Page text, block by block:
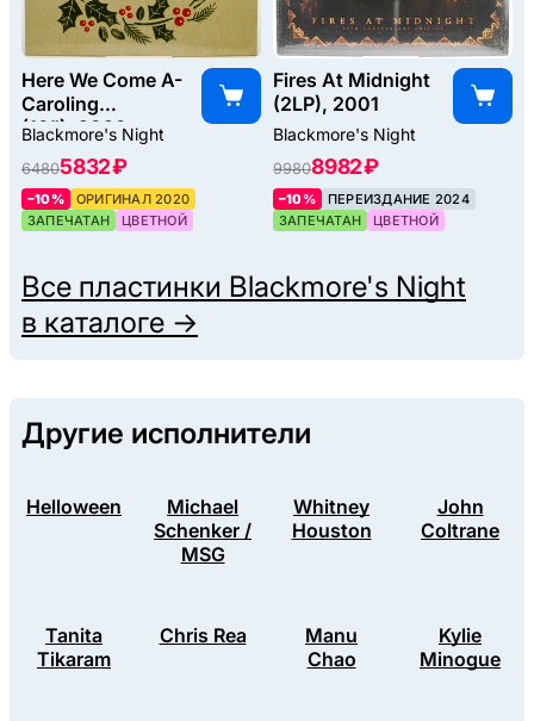
Here We Come A-
Caroling
(10"), 2020
Blackmore's Night
64805832 ₽
–10%
ОРИГИНАЛ 2020
ЗАПЕЧАТАН
ЦВЕТНОЙ
Fires At Midnight
(2LP), 2001
Blackmore's Night
99808982 ₽
–10%
ПЕРЕИЗДАНИЕ 2024
ЗАПЕЧАТАН
ЦВЕТНОЙ
Все пластинки Blackmore's Night
в каталоге →
Другие исполнители
Helloween
Michael
Schenker /
MSG
Whitney
Houston
John
Coltrane
Tanita
Tikaram
Chris Rea
Manu
Chao
Kylie
Minogue